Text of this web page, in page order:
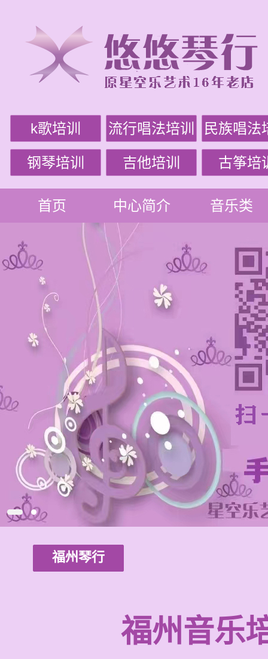
k歌培训 流行唱法培训 民族唱法
钢琴培训 吉他培训 古筝培
首页 中心简介 音乐类
福州琴行
福州音乐